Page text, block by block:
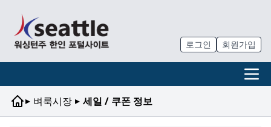
로그인 회원가입
▸ 벼룩시장 ▸ 세일 / 쿠폰 정보